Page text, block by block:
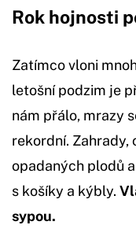
Rok hojnosti
Zatímco vloni
letošní podzim je
nám přálo, mrazy
rekordní. Zahrady,
opadaných plodů
s košíky a kýbly.
sypou.